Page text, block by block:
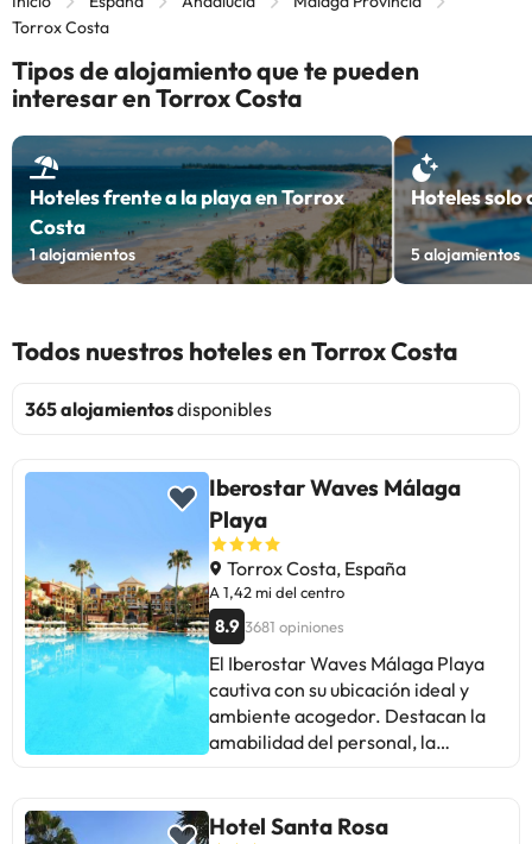
Torrox Costa
Tipos de alojamiento que te pueden
interesar en Torrox Costa
Hoteles frente a la playa en Torrox
Costa
1alojamientos
Hoteles solo
5alojamientos
Todos nuestros hoteles en Torrox Costa
365 alojamientosdisponibles
Iberostar Waves Málaga
Playa
Torrox Costa, España
A 1,42 mi del centro
8.9 3681 opiniones
El Iberostar Waves Málaga Playa
cautiva con su ubicación ideal y
ambiente acogedor. Destacan la
amabilidad del personal, la
sugieren mejorar la animación
Hotel Santa Rosa